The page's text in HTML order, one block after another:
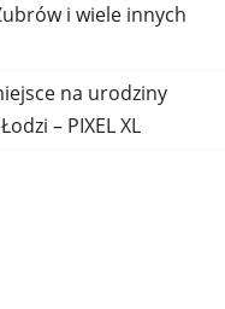
i wiele innych
na urodziny
– PIXEL XL